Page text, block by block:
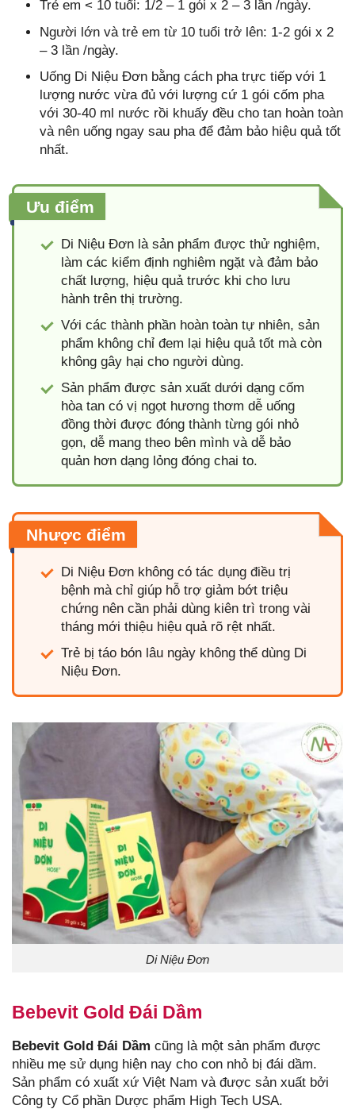
Trẻ em < 10 tuổi: 1/2 – 1 gói x 2 – 3 lần /ngày.
Người lớn và trẻ em từ 10 tuổi trở lên: 1-2 gói x 2
– 3 lần /ngày.
Uống Di Niệu Đơn bằng cách pha trực tiếp với 1
lượng nước vừa đủ với lượng cứ 1 gói cốm pha
với 30-40 ml nước rồi khuấy đều cho tan hoàn toàn
và nên uống ngay sau pha để đảm bảo hiệu quả tốt
nhất.
Ưu điểm
Di Niệu Đơn là sản phẩm được thử nghiệm,
làm các kiểm định nghiêm ngặt và đảm bảo
chất lượng, hiệu quả trước khi cho lưu
hành trên thị trường.
Với các thành phần hoàn toàn tự nhiên, sản
phẩm không chỉ đem lại hiệu quả tốt mà còn
không gây hại cho người dùng.
Sản phẩm được sản xuất dưới dạng cốm
hòa tan có vị ngọt hương thơm dễ uống
đồng thời được đóng thành từng gói nhỏ
gọn, dễ mang theo bên mình và dễ bảo
quản hơn dạng lỏng đóng chai to.
Nhược điểm
Di Niệu Đơn không có tác dụng điều trị
bệnh mà chỉ giúp hỗ trợ giảm bớt triệu
chứng nên cần phải dùng kiên trì trong vài
tháng mới thiệu hiệu quả rõ rệt nhất.
Trẻ bị táo bón lâu ngày không thể dùng Di
Niệu Đơn.
Di Niệu Đơn
Bebevit Gold Đái Dầm
Bebevit Gold Đái Dầm cũng là một sản phẩm được
nhiều mẹ sử dụng hiện nay cho con nhỏ bị đái dầm.
Sản phẩm có xuất xứ Việt Nam và được sản xuất bởi
Công ty Cổ phần Dược phẩm High Tech USA.